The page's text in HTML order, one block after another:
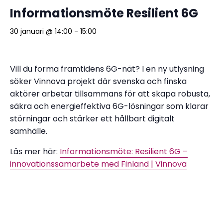
Informationsmöte Resilient 6G
30 januari @ 14:00 - 15:00
Vill du forma framtidens 6G-nät? I en ny utlysning
söker Vinnova projekt där svenska och finska
aktörer arbetar tillsammans för att skapa robusta,
säkra och energieffektiva 6G-lösningar som klarar
störningar och stärker ett hållbart digitalt
samhälle.
Läs mer här: Informationsmöte: Resilient 6G –
innovationssamarbete med Finland | Vinnova